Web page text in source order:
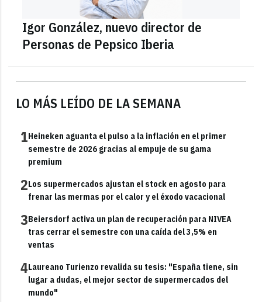
LO MÁS LEÍDO DE LA SEMANA
1Heineken aguanta el pulso a la inflación en el primer
semestre de 2026 gracias al empuje de su gama
premium
2Los supermercados ajustan el stock en agosto para
frenar las mermas por el calor y el éxodo vacacional
3Beiersdorf activa un plan de recuperación para NIVEA
tras cerrar el semestre con una caída del 3,5% en
ventas
4Laureano Turienzo revalida su tesis: "España tiene, sin
lugar a dudas, el mejor sector de supermercados del
mundo"
Igor González, nuevo director de
Personas de Pepsico Iberia